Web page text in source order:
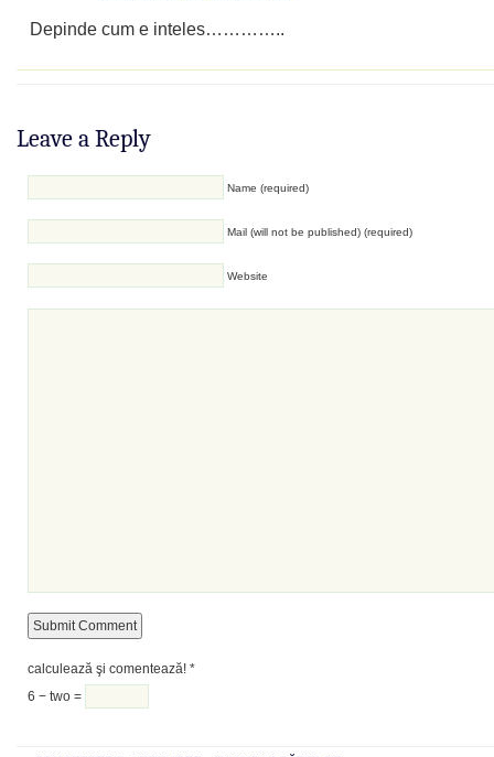
Depinde cum e inteles…………..
Leave a Reply
Name (required)
Mail (will not be published) (required)
Website
calculează şi comentează! *
6 − two =